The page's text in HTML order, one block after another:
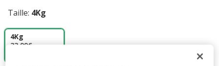
Taille: 4Kg
4Kg
33.99€